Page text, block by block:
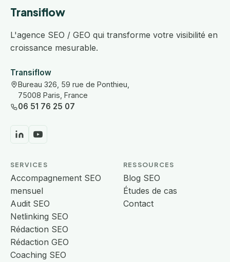
Transiflow
L'agence SEO / GEO qui transforme votre visibilité en
croissance mesurable.
Transiflow
Bureau 326, 59 rue de Ponthieu,
75008 Paris, France
06 51 76 25 07
SERVICES
Accompagnement SEO
mensuel
Audit SEO
Netlinking SEO
Rédaction SEO
Rédaction GEO
Coaching SEO
RESSOURCES
Blog SEO
Études de cas
Contact